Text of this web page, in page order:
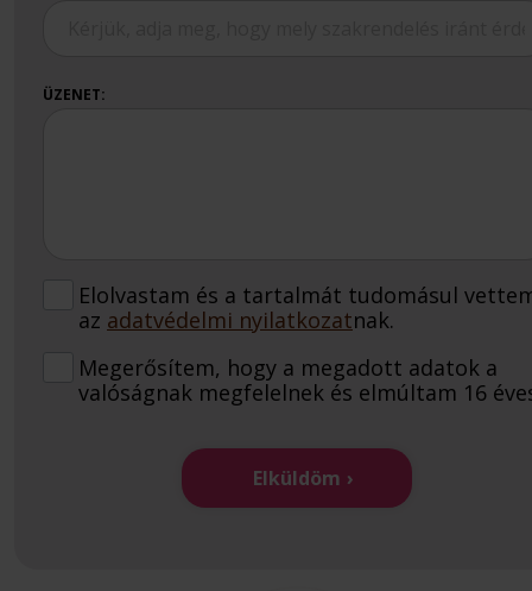
ÜZENET:
Elolvastam és a tartalmát tudomásul
az adatvédelmi nyilatkozatnak.
Megerősítem, hogy a megadott adatok a
valóságnak megfelelnek és elmúltam 16
Elküldöm